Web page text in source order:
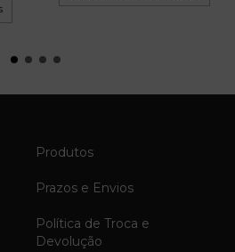
Produtos
Prazos e Envios
Política de Troca e
Devolução